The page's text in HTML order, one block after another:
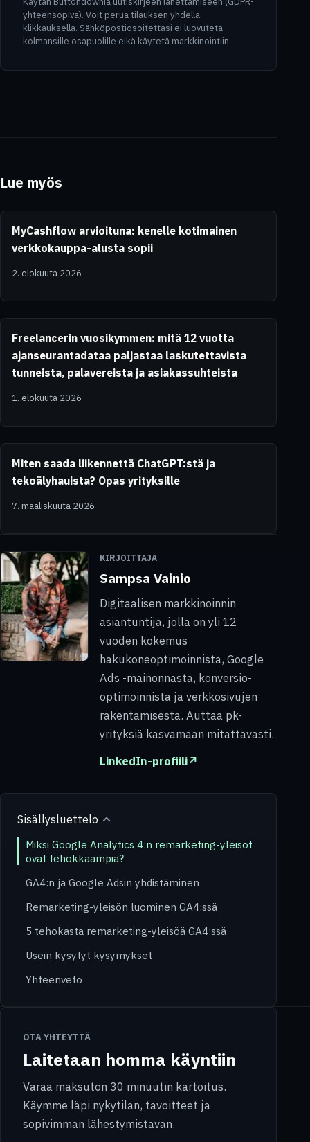
yhteensopiva). Voit perua tilauksen yhdellä
klikkauksella. Sähköpostiosoitettasi ei luovuteta
kolmansille osapuolille eikä käytetä markkinointiin.
Lue myös
MyCashflow arvioituna: kenelle kotimainen
verkkokauppa-alusta sopii
2. elokuuta 2026
Freelancerin vuosikymmen: mitä 12 vuotta
ajanseurantadataa paljastaa laskutettavista
tunneista, palavereista ja asiakassuhteista
1. elokuuta 2026
Miten saada liikennettä ChatGPT:stä ja
tekoälyhauista? Opas yrityksille
7. maaliskuuta 2026
KIRJOITTAJA
Sampsa Vainio
Digitaalisen markkinoinnin
asiantuntija, jolla on yli 12
vuoden kokemus
hakukoneoptimoinnista, Google
Ads -mainonnasta, konversio-
optimoinnista ja verkkosivujen
rakentamisesta. Auttaa pk-
yrityksiä kasvamaan mitattavasti.
LinkedIn-profiili↗
Sisällysluettelo
Miksi Google Analytics 4:n remarketing-yleisöt
ovat tehokkaampia?
GA4:n ja Google Adsin yhdistäminen
Remarketing-yleisön luominen GA4:ssä
5 tehokasta remarketing-yleisöä GA4:ssä
Usein kysytyt kysymykset
Yhteenveto
OTA YHTEYTTÄ
Laitetaan homma käyntiin
Varaa maksuton 30 minuutin kartoitus.
Käymme läpi nykytilan, tavoitteet ja
sopivimman lähestymistavan.